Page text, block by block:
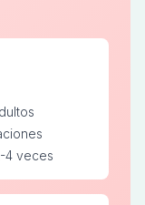
4 veces